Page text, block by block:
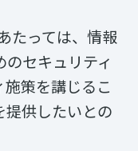
たっては、情報
セキュリティ
策を講じるこ
提供したいとの